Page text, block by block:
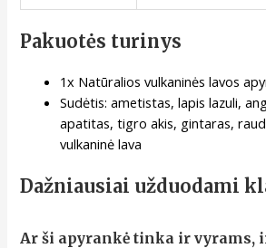
Pakuotės turinys
1x Natūralios vulkaninės lavos
Sudėtis: ametistas, lapis lazuli,
apatitas, tigro akis, gintaras,
vulkaninė lava
Dažniausiai užduodami
Ar ši apyrankė tinka ir vyrams,